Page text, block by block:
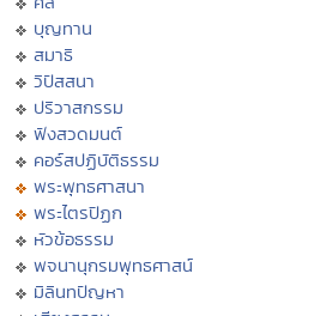
บุญทาน
สมาธิ
วิปัสสนา
ปริวาสกรรม
ฟังสวดมนต์
คอร์สปฏิบัติธรรม
พระพุทธศาสนา
พระไตรปิฏก
หัวข้อธรรม
พจนานุกรมพุทธศาสน์
มิลินทปัญหา